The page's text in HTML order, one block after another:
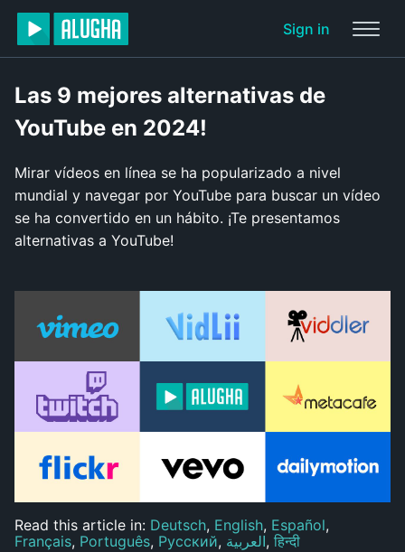
Sign in
Las 9 mejores alternativas de
YouTube en 2024!
Mirar vídeos en línea se ha popularizado a nivel
mundial y navegar por YouTube para buscar un vídeo
se ha convertido en un hábito. ¡Te presentamos
alternativas a YouTube!
Read this article in: Deutsch, English, Español,
Français, Português, Русский, العربية, हिन्दी